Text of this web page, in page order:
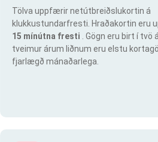
Tölva uppfærir netútbreiðslukortin á
klukkustundarfresti. Hraðakortin eru
15 mínútna fresti
. Gögn eru birt í tvö
tveimur árum liðnum eru elstu
fjarlægð mánaðarlega.